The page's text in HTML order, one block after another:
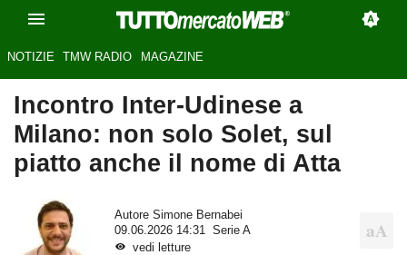
NOTIZIE TMW RADIO MAGAZINE
Incontro Inter-Udinese a
Milano: non solo Solet, sul
piatto anche il nome di Atta
Autore Simone Bernabei
09.06.2026 14:31
Serie A
vedi letture